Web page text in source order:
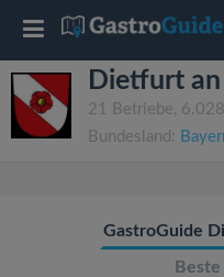
Dietfurt
21 Betriebe,
Bundesland:
GastroGuide
T
o
g